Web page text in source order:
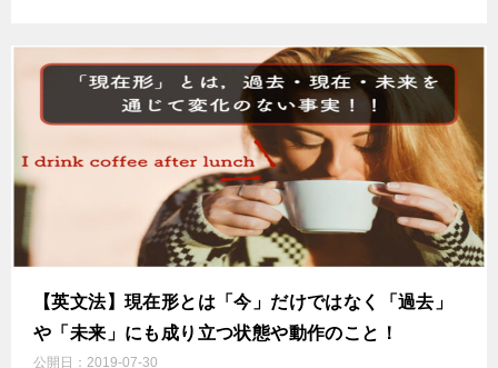
【英文法】現在形とは「今」だけではなく「過去」
や「未来」にも成り立つ状態や動作のこと！
公開日： 2019-07-30